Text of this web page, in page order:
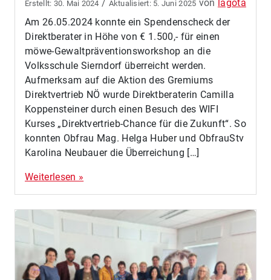
30. Mai 2024 / 5. Juni 2025 von lagota
Am 26.05.2024 konnte ein Spendenscheck der
Direktberater in Höhe von € 1.500,- für einen
möwe-Gewaltpräventionsworkshop an die
Volksschule Sierndorf überreicht werden.
Aufmerksam auf die Aktion des Gremiums
Direktvertrieb NÖ wurde Direktberaterin Camilla
Koppensteiner durch einen Besuch des WIFI
Kurses „Direktvertrieb-Chance für die Zukunft“. So
konnten Obfrau Mag. Helga Huber und ObfrauStv
Karolina Neubauer die Überreichung […]
Weiterlesen »